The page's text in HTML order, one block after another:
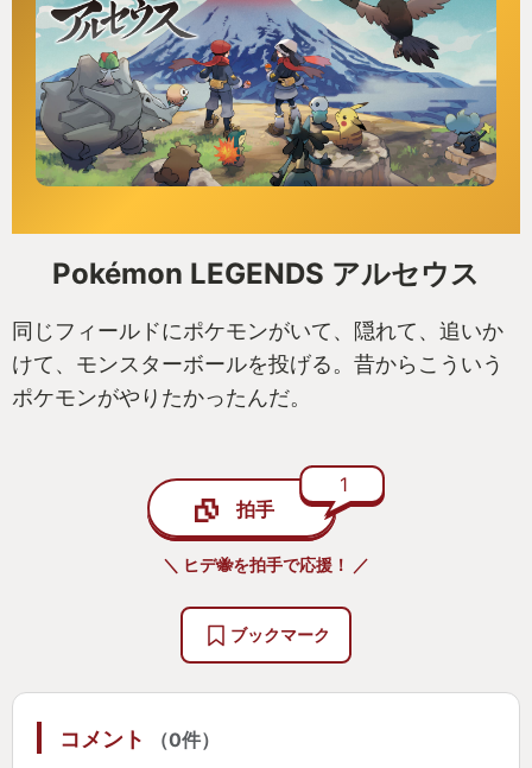
Pokémon LEGENDS アルセウス
同じフィールドにポケモンがいて、隠れて、追いか
けて、モンスターボールを投げる。昔からこういう
ポケモンがやりたかったんだ。
拍手
1
＼ ヒデ🐝を拍手で応援！ ／
ブックマーク
コメント （0件）